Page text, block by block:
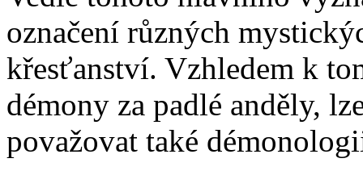
označení různých
křesťanství. Vzhledem k
démony za padlé anděly,
považovat také